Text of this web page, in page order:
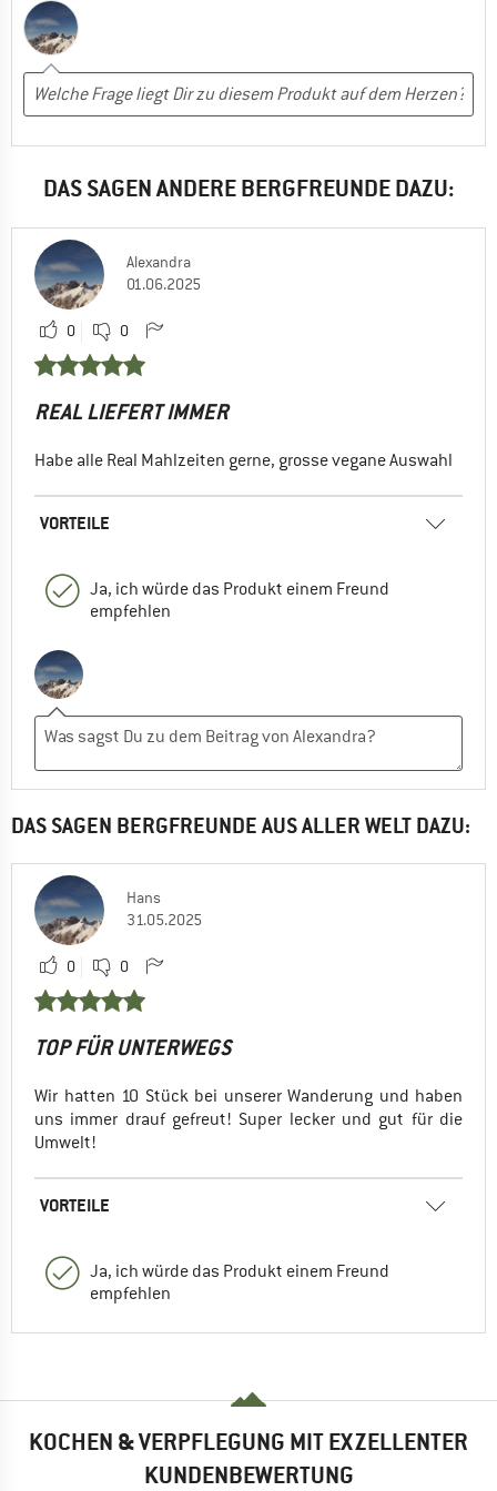
DAS SAGEN ANDERE BERGFREUNDE DAZU:
Alexandra
01.06.2025
0 0
REAL LIEFERT IMMER
Habe alle Real Mahlzeiten gerne, grosse vegane Auswahl
VORTEILE
Ja, ich würde das Produkt einem Freund
empfehlen
DAS SAGEN BERGFREUNDE AUS ALLER WELT DAZU:
Hans
31.05.2025
0 0
TOP FÜR UNTERWEGS
Wir hatten 10 Stück bei unserer Wanderung und haben
uns immer drauf gefreut! Super lecker und gut für die
Umwelt!
VORTEILE
Ja, ich würde das Produkt einem Freund
empfehlen
KOCHEN & VERPFLEGUNG MIT EXZELLENTER
KUNDENBEWERTUNG